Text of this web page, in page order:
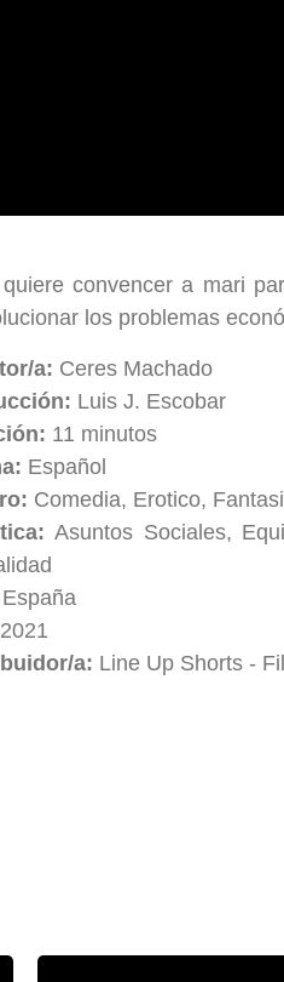
convencer a mari
los problemas
a: Ceres Machado
Luis J. Escobar
11 minutos
Español
Comedia, Erotico,
Asuntos Sociales,
España
2021
a: Line Up Shorts -